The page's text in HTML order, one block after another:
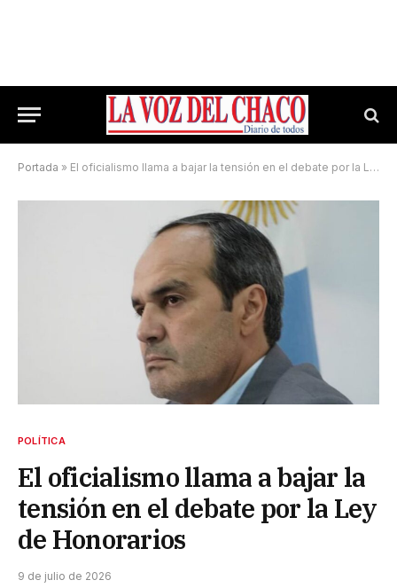
Portada » El oficialismo llama a bajar la tensión en el debate por la Ley de Honorarios
POLÍTICA
El oficialismo llama a bajar la
tensión en el debate por la Ley
de Honorarios
9 de julio de 2026